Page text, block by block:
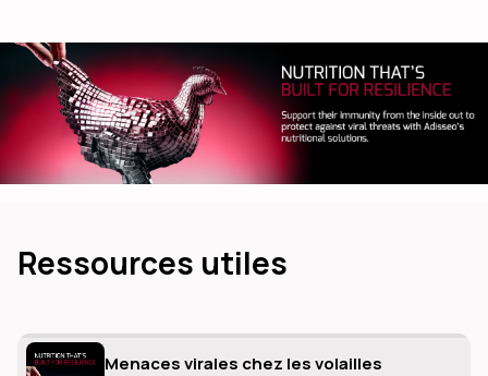
Ressources utiles
Menaces virales chez les volailles